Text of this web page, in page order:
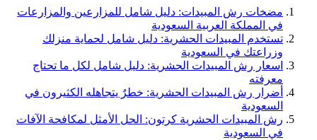
مضخات رش المبيدات: دليل شامل للمزارعين والمزارعات
في المملكة العربية السعودية
تستخدم المبيدات الحشرية: دليل شامل لحماية منزلك
وزراعتك في السعودية
اسعار رش المبيدات الحشرية: دليل شامل لكل ما تحتاج
معرفته
أضرار رش المبيدات الحشرية: خطرٌ يتجاهله الكثيرون في
السعودية
رش المبيدات الحشرية كرتون: الحل الأمثل لمكافحة الآفات
في السعودية